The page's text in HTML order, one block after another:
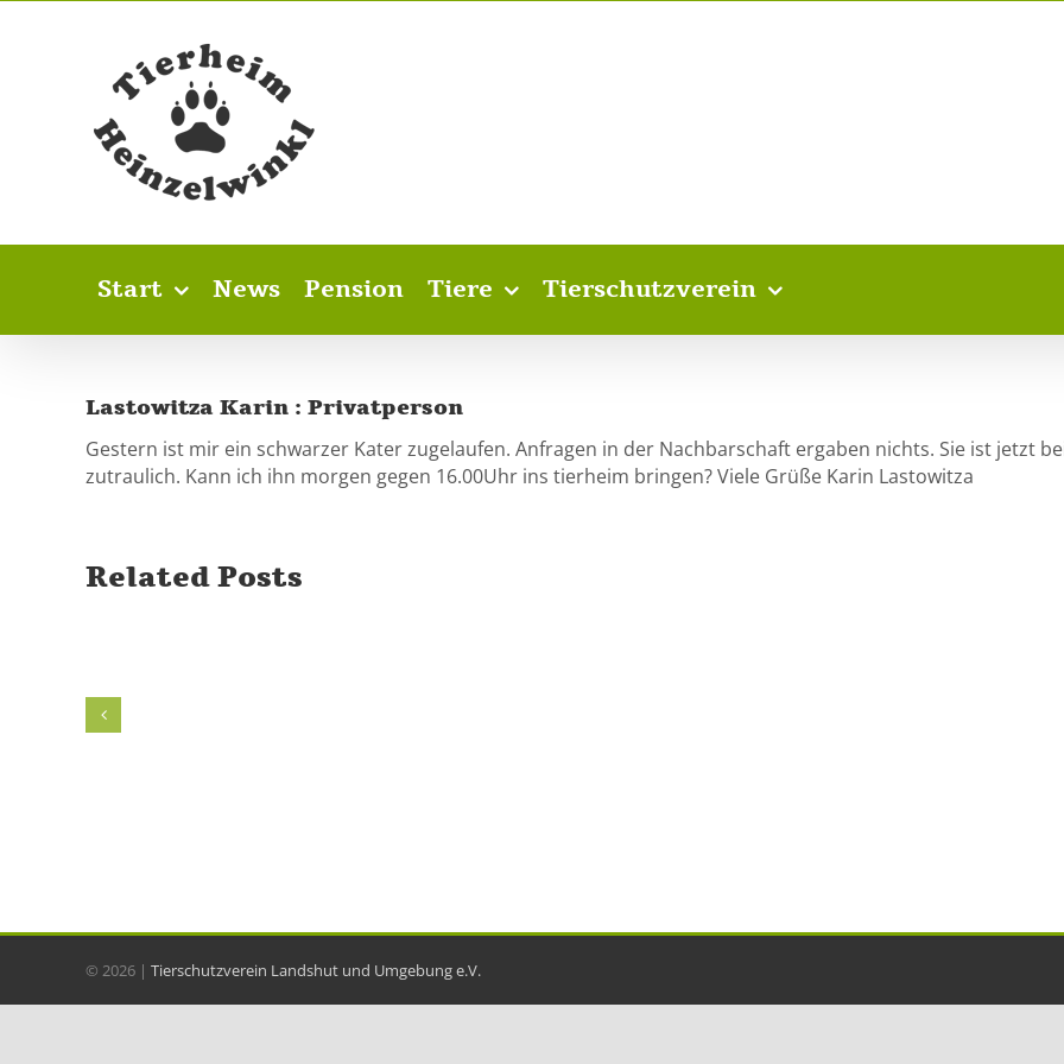
Start News Pension Tiere Tierschutzverein
Lastowitza Karin : Privatperson
Gestern ist mir ein schwarzer Kater zugelaufen. Anfragen in der Nachbarschaft ergaben nichts. Sie ist jetzt
zutraulich. Kann ich ihn morgen gegen 16.00Uhr ins tierheim bringen? Viele Grüße Karin Lastowitza
Related Posts
© 2026 | Tierschutzverein Landshut und Umgebung e.V.